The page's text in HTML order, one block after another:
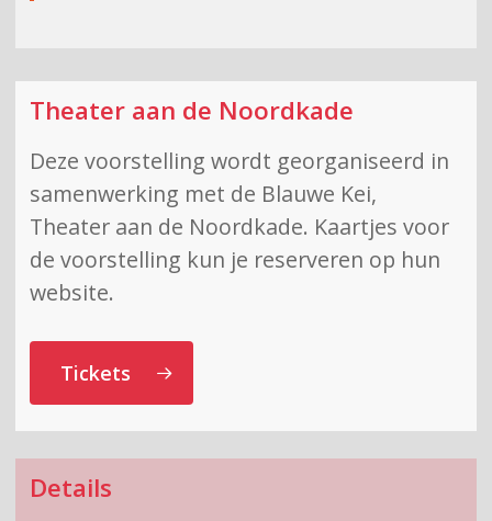
Theater aan de Noordkade
Deze voorstelling wordt georganiseerd in
samenwerking met de Blauwe Kei,
Theater aan de Noordkade. Kaartjes voor
de voorstelling kun je reserveren op hun
website.
Tickets
Details